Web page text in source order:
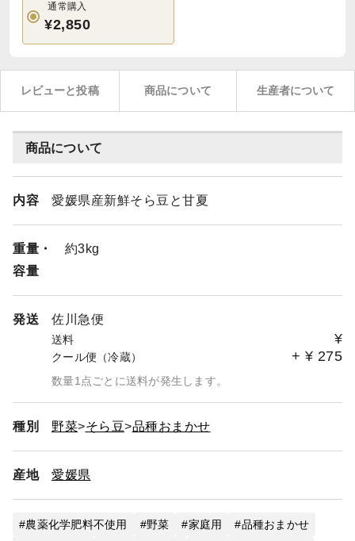
通常購入
¥2,850
レビューと投稿 商品について 生産者について
商品について
内容 愛媛県産新鮮そら豆と甘夏
重量・
容量
約3kg
発送 佐川急便
送料 ¥
クール便（冷蔵） + ¥ 275
数量1点ごとに送料が発生します。
種別 野菜 そら豆 品種おまかせ
産地 愛媛県
農薬化学肥料不使用 野菜 家庭用
品種おまかせ